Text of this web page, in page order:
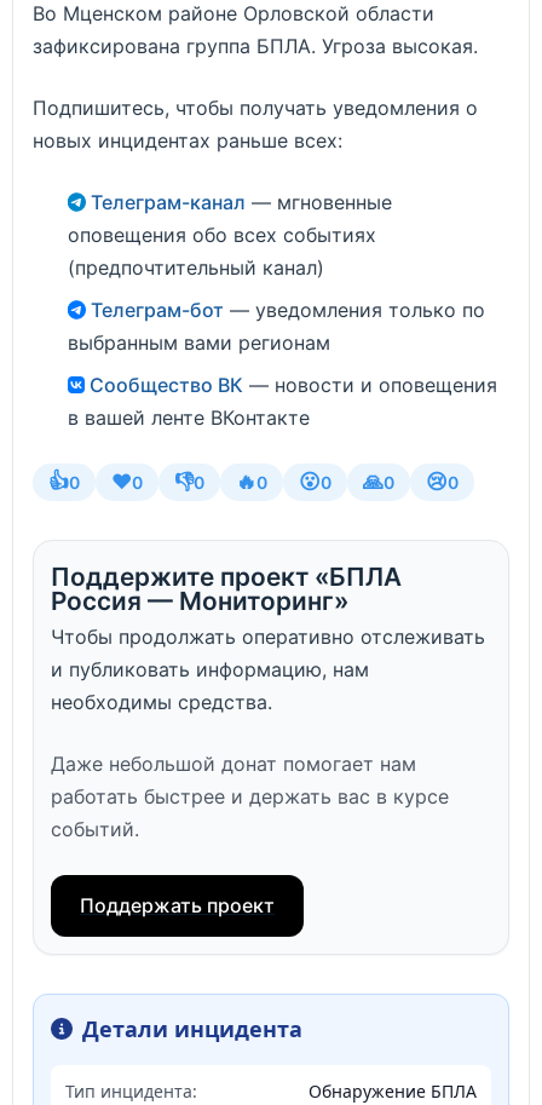
Во Мценском районе Орловской области
зафиксирована группа БПЛА. Угроза высокая.
Подпишитесь, чтобы получать уведомления о
новых инцидентах раньше всех:
Телеграм-канал — мгновенные
оповещения обо всех событиях
(предпочтительный канал)
Телеграм-бот — уведомления только по
выбранным вами регионам
Сообщество ВК — новости и оповещения
в вашей ленте ВКонтакте
👍0 ❤️0 👎0 🔥0 😮0 🙏0 😢0
Поддержите проект «БПЛА
Россия — Мониторинг»
Чтобы продолжать оперативно отслеживать
и публиковать информацию, нам
необходимы средства.
Даже небольшой донат помогает нам
работать быстрее и держать вас в курсе
событий.
Поддержать проект
Детали инцидента
Тип инцидента: Обнаружение БПЛА